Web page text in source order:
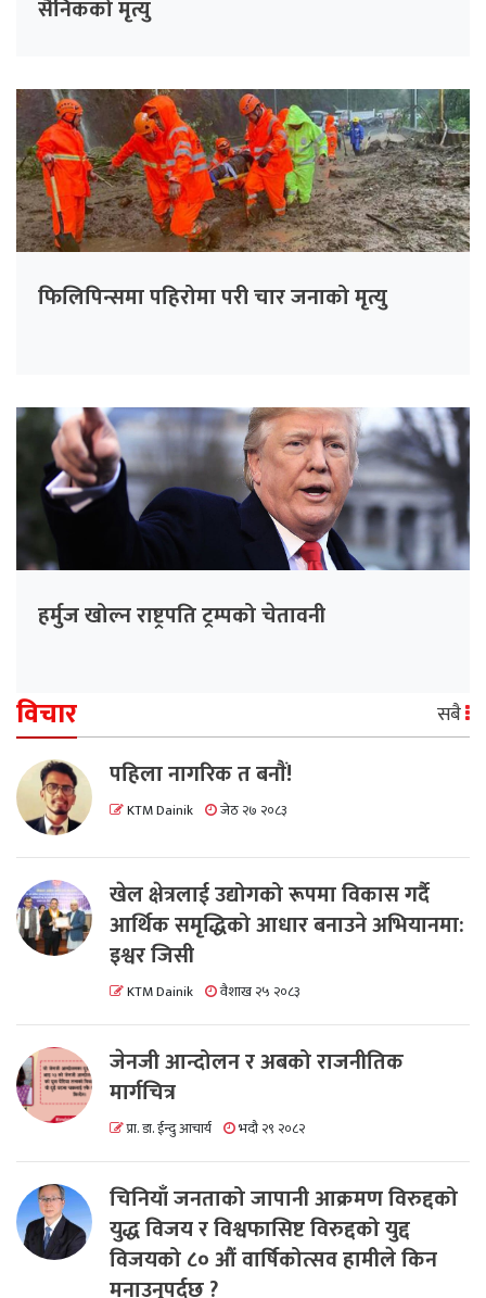
सैनिकको मृत्यु
फिलिपिन्समा पहिरोमा परी चार जनाको मृत्यु
हर्मुज खोल्न राष्ट्रपति ट्रम्पको चेतावनी
विचार सबै
पहिला नागरिक त बनाैं!
KTM Dainik जेठ २७ २०८३
खेल क्षेत्रलाई उद्योगको रूपमा विकास गर्दै
आर्थिक समृद्धिको आधार बनाउने अभियानमा:
इश्वर जिसी
KTM Dainik वैशाख २५ २०८३
जेनजी आन्दोलन र अबको राजनीतिक
मार्गचित्र
प्रा. डा. ईन्दु आचार्य भदौ २९ २०८२
चिनियाँ जनताको जापानी आक्रमण विरुद्दको
युद्ध विजय र विश्वफासिष्ट विरुद्दको युद्द
विजयको ८० औं वार्षिकोत्सव हामीले किन
मनाउनुपर्दछ ?